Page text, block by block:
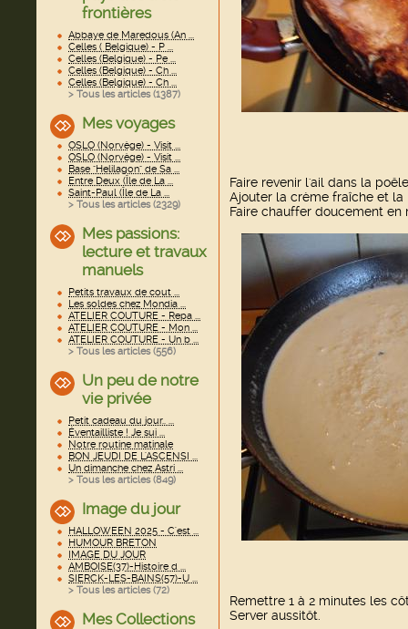
frontières
Abbaye de Maredous (An ...
Celles ( Belgique) - P ...
Celles (Belgique) - Pe ...
Celles (Belgique) - Ch ...
Celles (Belgique) - Ch ...
> Tous les articles (1387)
Mes voyages
OSLO (Norvège) - Visit ...
OSLO (Norvège) - Visit ...
Base "Helilagon" de Sa ...
Entre Deux (Île de La ...
Saint-Paul (Île de La ...
> Tous les articles (2329)
Mes passions:
lecture et travaux
manuels
Petits travaux de cout ...
Les soldes chez Mondia ...
ATELIER COUTURE - Repa ...
ATELIER COUTURE - Mon ...
ATELIER COUTURE - Un b ...
> Tous les articles (556)
Un peu de notre
vie privée
Petit cadeau du jour.. ...
Éventailliste ! Je sui ...
Notre routine matinale
BON JEUDI DE L'ASCENSI ...
Un dimanche chez Astri ...
> Tous les articles (849)
Image du jour
HALLOWEEN 2025 - C'est ...
HUMOUR BRETON
IMAGE DU JOUR
AMBOISE(37)-Histoire d ...
SIERCK-LES-BAINS(57)-U ...
> Tous les articles (72)
Mes Collections
Faire revenir l'ail dans la
Ajouter la crème fraîche et la
Faire chauffer doucement en
Remettre 1 à 2 minutes les
Server aussitôt.